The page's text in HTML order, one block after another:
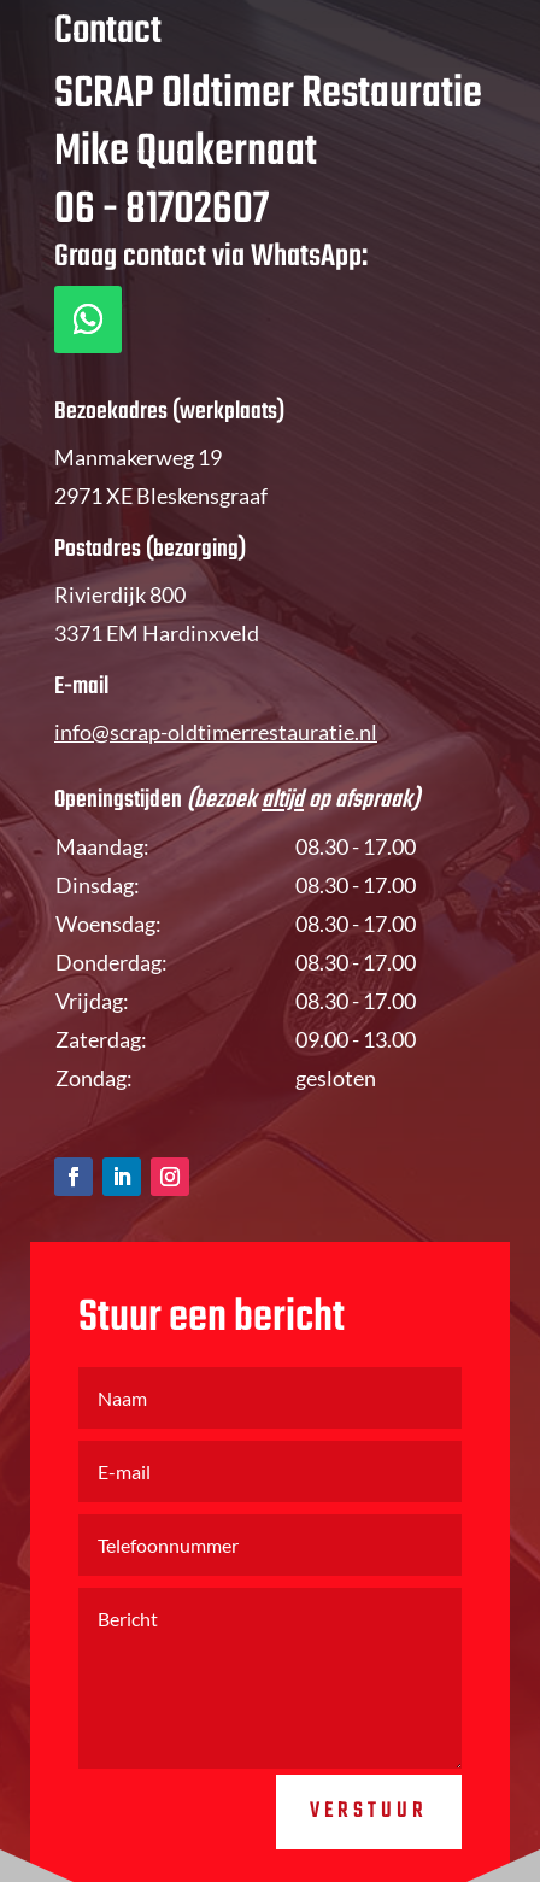
Contact
SCRAP Oldtimer Restauratie
Mike Quakernaat
06 - 81702607
Graag contact via WhatsApp:
Bezoekadres (werkplaats)
Manmakerweg 19
2971 XE Bleskensgraaf
Postadres (bezorging)
Rivierdijk 800
3371 EM Hardinxveld
E-mail
info@scrap-oldtimerrestauratie.nl
Openingstijden(bezoekaltijdop afspraak)
Maandag:
Dinsdag:
Woensdag:
Donderdag:
Vrijdag:
Zaterdag:
Zondag:
08.30 - 17.00
08.30 - 17.00
08.30 - 17.00
08.30 - 17.00
08.30 - 17.00
09.00 - 13.00
gesloten
Stuur een bericht
VERSTUUR